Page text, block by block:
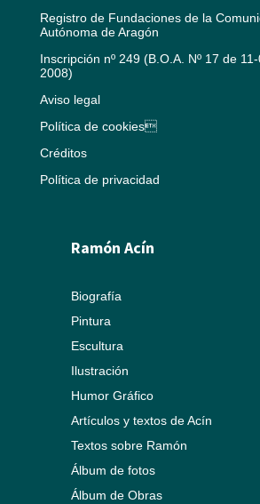
Registro de Fundaciones de la
Autónoma de Aragón
Inscripción nº 249 (B.O.A. Nº 17 de
2008)
Aviso legal
Política de cookies
Créditos
Política de privacidad
Ramón Acín
Biografía
Pintura
Escultura
Ilustración
Humor Gráfico
Artículos y textos de Acín
Textos sobre Ramón
Álbum de fotos
Álbum de Obras